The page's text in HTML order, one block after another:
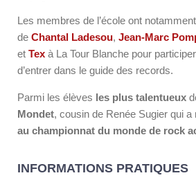
Les membres de l’école ont
de Chantal Ladesou, Jean-Marc
et Tex à La Tour Blanche pour
d’entrer dans le guide des records.
Parmi les élèves les plus talentueux
Mondet, cousin de Renée Sugier qui a
au championnat du monde de rock
INFORMATIONS PRATIQUES